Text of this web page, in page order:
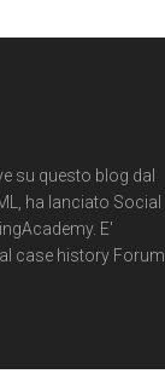
su questo blog dal
ha lanciato Social
E'
case history Forum.